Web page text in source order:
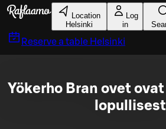
Skip to main content
Location
Helsinki
Log
in
Reserve a table Helsinki
Yökerho Bran ovet